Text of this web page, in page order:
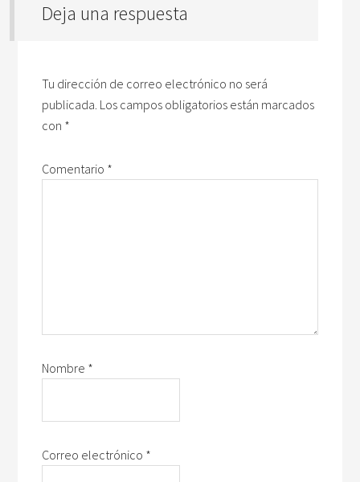
Deja una respuesta
Tu dirección de correo electrónico no será
publicada. Los campos obligatorios están marcados
con *
Comentario *
Nombre *
Correo electrónico *